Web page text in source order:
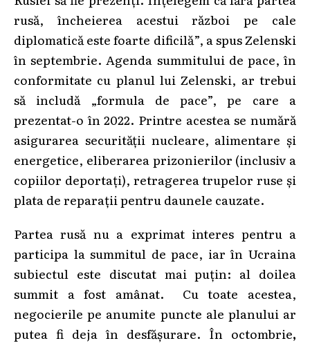
rusă, încheierea acestui război pe cale
diplomatică este foarte dificilă”, a spus Zelenski
în septembrie. Agenda summitului de pace, în
conformitate cu planul lui Zelenski, ar trebui
să includă „formula de pace”, pe care a
prezentat-o în 2022. Printre acestea se numără
asigurarea securității nucleare, alimentare și
energetice, eliberarea prizonierilor (inclusiv a
copiilor deportați), retragerea trupelor ruse și
plata de reparații pentru daunele cauzate.
Partea rusă nu a exprimat interes pentru a
participa la summitul de pace, iar în Ucraina
subiectul este discutat mai puțin: al doilea
summit a fost amânat. Cu toate acestea,
negocierile pe anumite puncte ale planului ar
putea fi deja în desfășurare. În octombrie,